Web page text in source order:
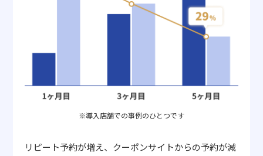
※導入店舗での事例のひとつです
リピート予約が増え、クーポンサイトからの予約が減